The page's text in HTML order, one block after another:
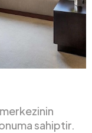
sahiptir.